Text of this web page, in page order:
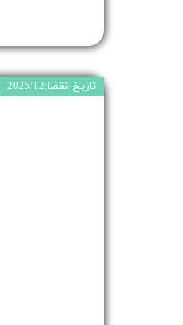
تاریخ انقضا:2025/12